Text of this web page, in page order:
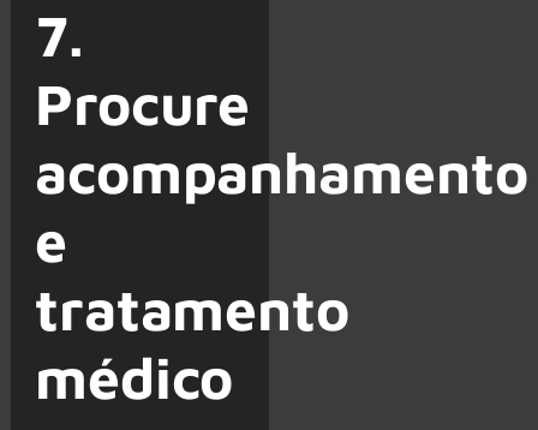
7.
Procure
acompanhamento
e
tratamento
médico